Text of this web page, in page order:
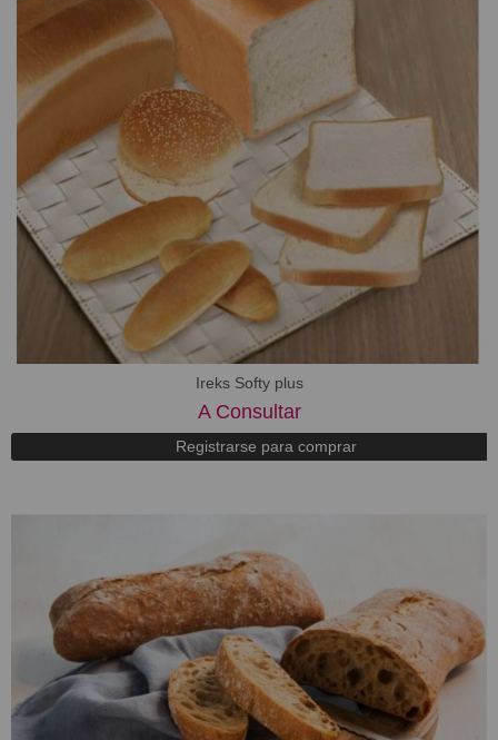
Ireks Softy plus
A Consultar
Registrarse para comprar